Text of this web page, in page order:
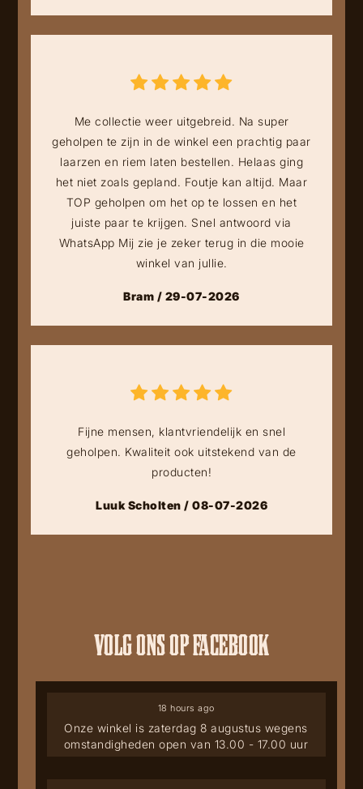
Me collectie weer uitgebreid. Na super
geholpen te zijn in de winkel een prachtig paar
laarzen en riem laten bestellen. Helaas ging
het niet zoals gepland. Foutje kan altijd. Maar
TOP geholpen om het op te lossen en het
juiste paar te krijgen. Snel antwoord via
WhatsApp Mij zie je zeker terug in die mooie
winkel van jullie.
Bram / 29-07-2026
Fijne mensen, klantvriendelijk en snel
geholpen. Kwaliteit ook uitstekend van de
producten!
Luuk Scholten / 08-07-2026
VOLG ONS OP FACEBOOK
Onze winkel is zaterdag 8 augustus wegens
omstandigheden open van 13.00 - 17.00 uur
18 hours ago